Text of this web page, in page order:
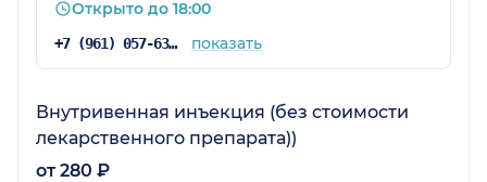
Открыто до 18:00
+7 (961) 057-63-26 показать
Внутривенная инъекция (без стоимости
лекарственного препарата))
от 280 ₽